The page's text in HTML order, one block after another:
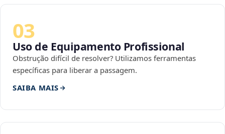
03
Uso de Equipamento Profissional
Obstrução difícil de resolver? Utilizamos ferramentas
específicas para liberar a passagem.
SAIBA MAIS